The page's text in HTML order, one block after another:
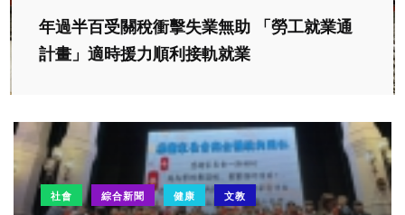
年過半百受關稅衝擊失業無助 「勞工就業通
計畫」適時援力順利接軌就業
社會 綜合新聞 健康 文教